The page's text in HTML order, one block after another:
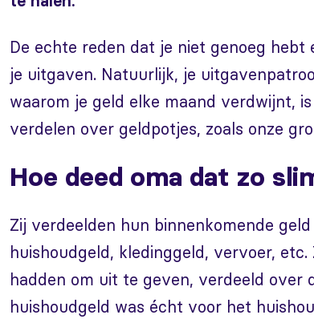
De echte reden dat je niet genoeg
je uitgaven. Natuurlijk, je
waarom je geld elke maand verdwijnt,
verdelen over geldpotjes, zoals onze
Hoe deed oma dat zo
Zij verdeelden hun binnenkomende
huishoudgeld, kledinggeld, vervoer,
hadden om uit te geven, verdeeld over
huishoudgeld was écht voor het